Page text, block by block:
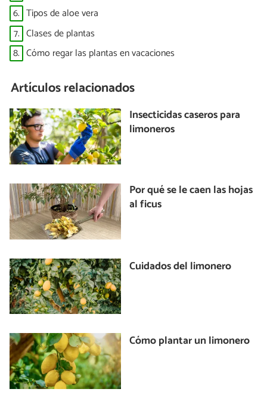
6. Tipos de aloe vera
7. Clases de plantas
8. Cómo regar las plantas en vacaciones
Artículos relacionados
Insecticidas caseros para
limoneros
Por qué se le caen las hojas
al ficus
Cuidados del limonero
Cómo plantar un limonero